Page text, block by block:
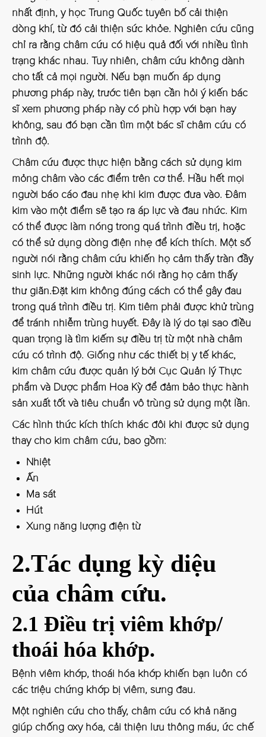
nhất định, y học Trung Quốc tuyên bố cải thiện
dòng khí, từ đó cải thiện sức khỏe. Nghiên cứu cũng
chỉ ra rằng châm cứu có hiệu quả đối với nhiều tình
trạng khác nhau. Tuy nhiên, châm cứu không dành
cho tất cả mọi người. Nếu bạn muốn áp dụng
phương pháp này, trước tiên bạn cần hỏi ý kiến ​​​​bác
sĩ xem phương pháp này có phù hợp với bạn hay
không, sau đó bạn cần tìm một bác sĩ châm cứu có
trình độ.
Châm cứu được thực hiện bằng cách sử dụng kim
mỏng châm vào các điểm trên cơ thể. Hầu hết mọi
người báo cáo đau nhẹ khi kim được đưa vào. Đâm
kim vào một điểm sẽ tạo ra áp lực và đau nhức. Kim
có thể được làm nóng trong quá trình điều trị, hoặc
có thể sử dụng dòng điện nhẹ để kích thích. Một số
người nói rằng châm cứu khiến họ cảm thấy tràn đầy
sinh lực. Những người khác nói rằng họ cảm thấy
thư giãn.Đặt kim không đúng cách có thể gây đau
trong quá trình điều trị. Kim tiêm phải được khử trùng
để tránh nhiễm trùng huyết. Đây là lý do tại sao điều
quan trọng là tìm kiếm sự điều trị từ một nhà châm
cứu có trình độ. Giống như các thiết bị y tế khác,
kim châm cứu được quản lý bởi Cục Quản lý Thực
phẩm và Dược phẩm Hoa Kỳ để đảm bảo thực hành
sản xuất tốt và tiêu chuẩn vô trùng sử dụng một lần.
Các hình thức kích thích khác đôi khi được sử dụng
thay cho kim châm cứu, bao gồm:
Nhiệt
Ấn
Ma sát
Hút
Xung năng lượng điện từ
2.Tác dụng kỳ diệu
của châm cứu.
2.1 Điều trị viêm khớp/
thoái hóa khớp.
Bệnh viêm khớp, thoái hóa khớp khiến bạn luôn có
các triệu chứng khớp bị viêm, sưng đau.
Một nghiên cứu cho thấy, châm cứu có khả năng
giúp chống oxy hóa, cải thiện lưu thông máu, ức chế